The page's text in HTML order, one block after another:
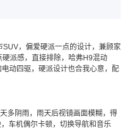
，偏爱硬派一点的设计，兼顾家
派感，直接排除，哈弗H9混动
动四驱，硬派设计也合我心意，配
多阴雨，雨天后视镜画面模糊，得
车机偶尔卡顿，切换导航和音乐